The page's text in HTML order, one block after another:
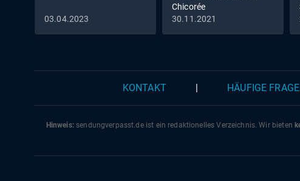
03.04.2023
Chicorée
30.11.2021
KONTAKT HÄUFIGE
Hinweis:sendungverpasst.deist ein redaktionelles Verzeichnis. Wir bieten